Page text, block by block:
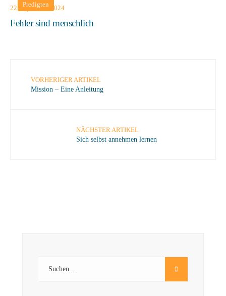
Predigten
22. September 2024
Fehler sind menschlich
VORHERIGER ARTIKEL
Mission – Eine Anleitung
NÄCHSTER ARTIKEL
Sich selbst annehmen lernen